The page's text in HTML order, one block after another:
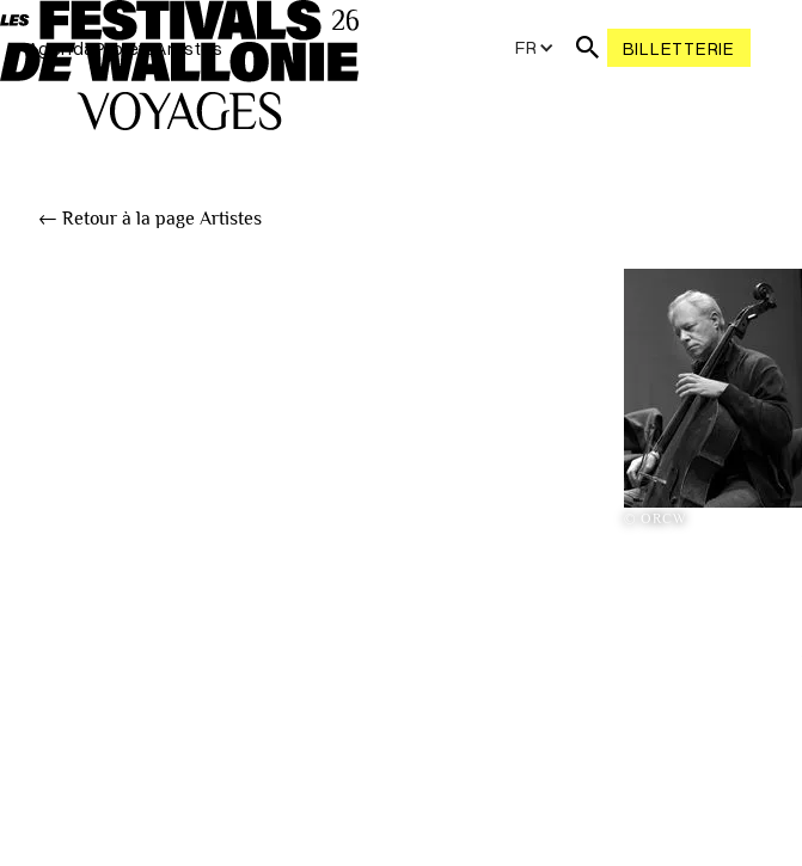
AgendaProjetsArtistes FR BILLETTERIE
← Retour à la page Artistes
© ORCW